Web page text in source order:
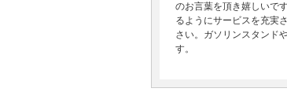
のお言葉を頂き嬉しいで
るようにサービスを充実
さい。ガソリンスタンド
す。